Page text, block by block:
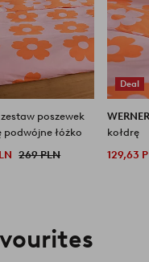
zestaw poszewek
podwójne łóżko
269 PLN
Deal
kołdrę
129,63